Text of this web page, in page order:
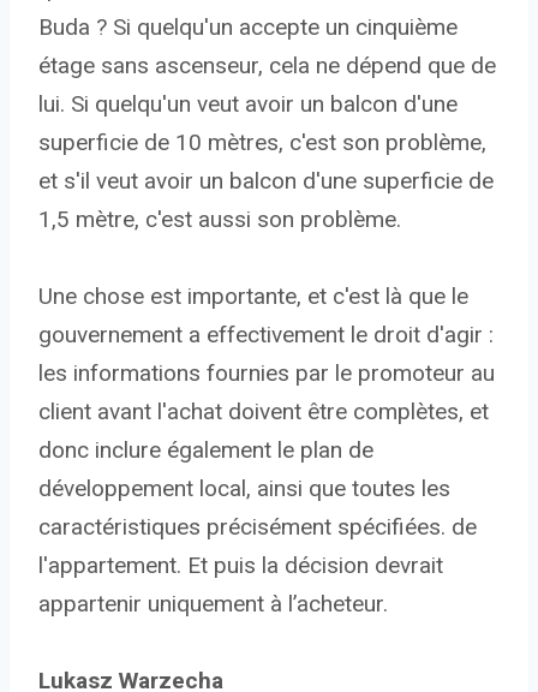
Buda ? Si quelqu'un accepte un cinquième
étage sans ascenseur, cela ne dépend que de
lui. Si quelqu'un veut avoir un balcon d'une
superficie de 10 mètres, c'est son problème,
et s'il veut avoir un balcon d'une superficie de
1,5 mètre, c'est aussi son problème.
Une chose est importante, et c'est là que le
gouvernement a effectivement le droit d'agir :
les informations fournies par le promoteur au
client avant l'achat doivent être complètes, et
donc inclure également le plan de
développement local, ainsi que toutes les
caractéristiques précisément spécifiées. de
l'appartement. Et puis la décision devrait
appartenir uniquement à l’acheteur.
Lukasz Warzecha